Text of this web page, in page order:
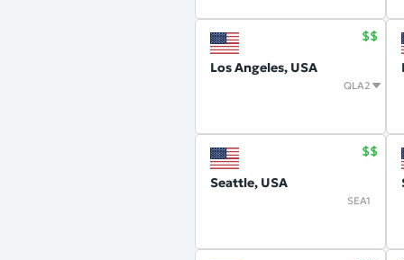
Los Angeles, USA
QLA2
Seattle, USA
SEA1